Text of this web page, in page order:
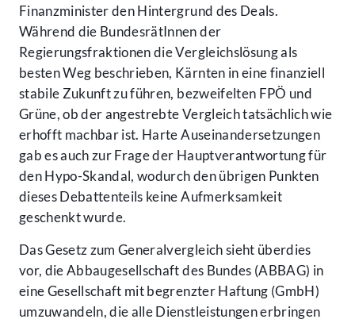
Finanzminister den Hintergrund des Deals.
Während die BundesrätInnen der
Regierungsfraktionen die Vergleichslösung als
besten Weg beschrieben, Kärnten in eine finanziell
stabile Zukunft zu führen, bezweifelten FPÖ und
Grüne, ob der angestrebte Vergleich tatsächlich wie
erhofft machbar ist. Harte Auseinandersetzungen
gab es auch zur Frage der Hauptverantwortung für
den Hypo-Skandal, wodurch den übrigen Punkten
dieses Debattenteils keine Aufmerksamkeit
geschenkt wurde.
Das Gesetz zum Generalvergleich sieht überdies
vor, die Abbaugesellschaft des Bundes (ABBAG) in
eine Gesellschaft mit begrenzter Haftung (GmbH)
umzuwandeln, die alle Dienstleistungen erbringen